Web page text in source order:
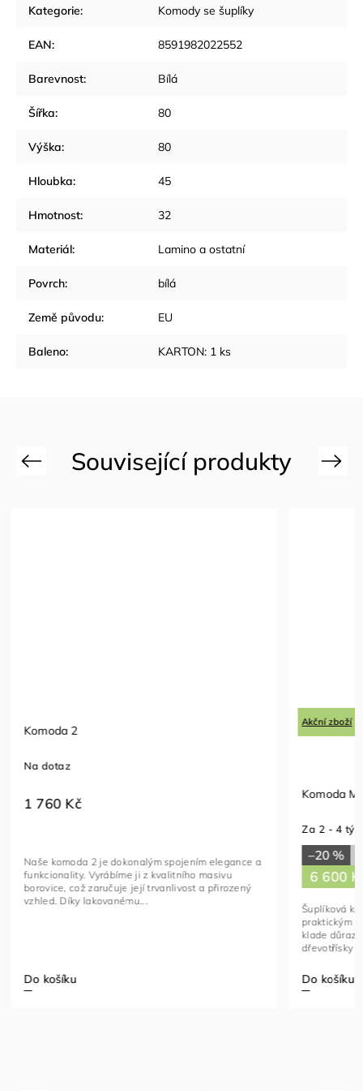
Kategorie: Komody se šuplíky
EAN: 8591982022552
Barevnost: Bílá
Šířka: 80
Výška: 80
Hloubka: 45
Hmotnost: 32
Materiál: Lamino a ostatní
Povrch: bílá
Země původu: EU
Baleno: KARTON: 1 ks
Previous
8 250 Kč
–20 %
6 600 Kč
Do košíku
Šuplíková komoda Milton je elegantním a
Komoda
Do košíku
Komoda 4
praktickým
z kvalitního
Next